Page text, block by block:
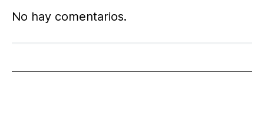
No hay comentarios.